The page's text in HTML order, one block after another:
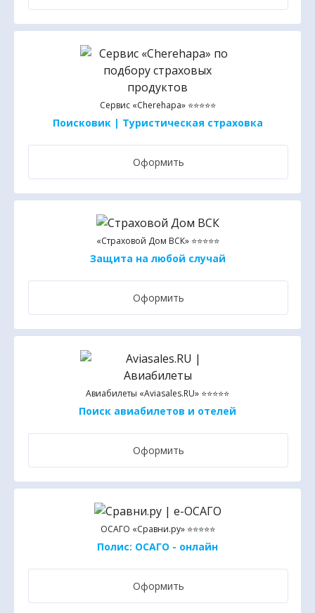
Сервис «Cherehapa» ⭐⭐⭐⭐⭐
Поисковик | Туристическая страховка
Оформить
«Страховой Дом ВСК» ⭐⭐⭐⭐⭐
Защита на любой случай
Оформить
Авиабилеты «Aviasales.RU» ⭐⭐⭐⭐⭐
Поиск авиабилетов и отелей
Оформить
ОСАГО «Сравни.ру» ⭐⭐⭐⭐⭐
Полис: ОСАГО - онлайн
Оформить